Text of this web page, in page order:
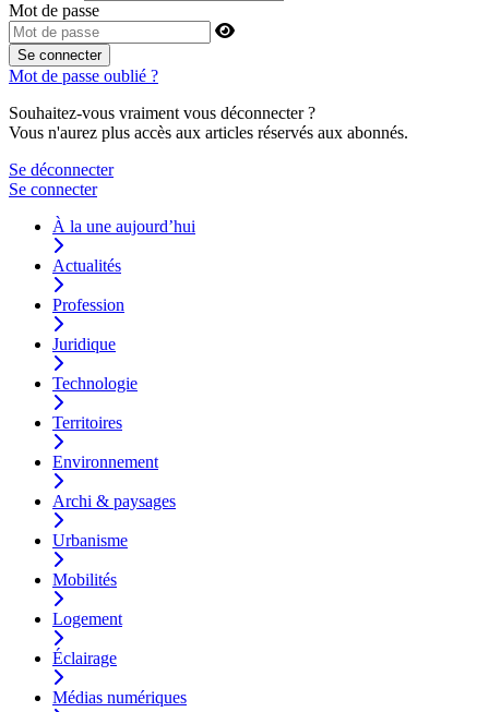
Mot de passe
Se connecter
Mot de passe oublié ?
Souhaitez-vous vraiment vous déconnecter ?
Vous n'aurez plus accès aux articles réservés aux abonnés.
Se déconnecter
Se connecter
À la une aujourd’hui
Actualités
Profession
Juridique
Technologie
Territoires
Environnement
Archi & paysages
Urbanisme
Mobilités
Logement
Éclairage
Médias numériques